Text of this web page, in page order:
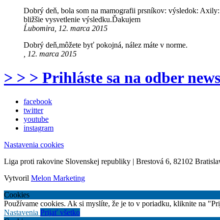
Dobrý deň, bola som na mamografii prsníkov: výsledok:
bližšie vysvetlenie výsledku.Ďakujem
Ĺubomira, 12. marca 2015
Dobrý deň,môžete byť pokojná, nález máte v norme.
, 12. marca 2015
> > > Prihláste sa na odber
facebook
twitter
youtube
instagram
Nastavenia cookies
Liga proti rakovine Slovenskej republiky | Brestová 6, 82102
Vytvoril Melon Marketing
Cookies
Používame cookies. Ak si myslíte, že je to v poriadku, kliknite na
Nastavenia Prijať všetko